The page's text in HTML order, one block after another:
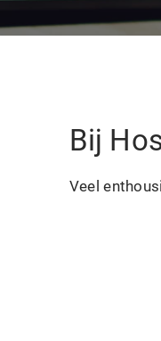
Bij
Veel